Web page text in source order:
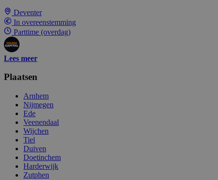
Deventer
In overeenstemming
Parttime (overdag)
Lees meer
Plaatsen
Arnhem
Nijmegen
Ede
Veenendaal
Wijchen
Tiel
Duiven
Doetinchem
Harderwijk
Zutphen